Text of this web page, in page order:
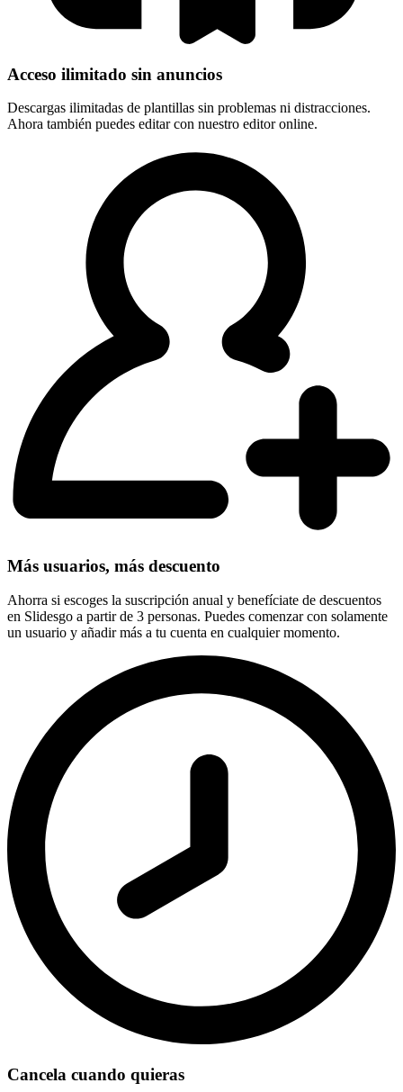
Acceso ilimitado sin anuncios
Descargas ilimitadas de plantillas sin problemas ni distracciones.
Ahora también puedes editar con nuestro editor online.
Más usuarios, más descuento
Ahorra si escoges la suscripción anual y benefíciate de descuentos
en Slidesgo a partir de 3 personas. Puedes comenzar con solamente
un usuario y añadir más a tu cuenta en cualquier momento.
Cancela cuando quieras